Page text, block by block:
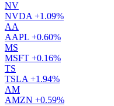
NV
NVDA +1.09%
AA
AAPL +0.60%
MS
MSFT +0.16%
TS
TSLA +1.94%
AM
AMZN +0.59%